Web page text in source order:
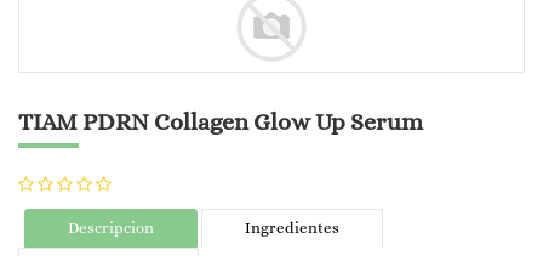
TIAM PDRN Collagen Glow Up Serum
Descripcion Ingredientes